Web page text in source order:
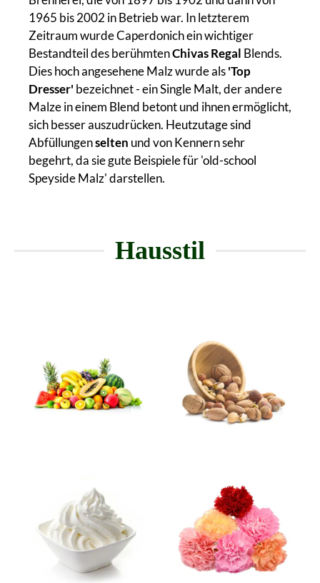
1965 bis 2002 in Betrieb war. In letzterem
Zeitraum wurde Caperdonich ein wichtiger
Bestandteil des berühmtenChivas Regal Blends.
Dies hoch angesehene Malz wurde als'Top
Dresser' bezeichnet - ein Single Malt, der andere
Malze in einem Blend betont und ihnen ermöglicht,
sich besser auszudrücken. Heutzutage sind
Abfüllungenselten und von Kennern sehr
begehrt, da sie gute Beispiele für 'old-school
Speyside Malz' darstellen.
Hausstil